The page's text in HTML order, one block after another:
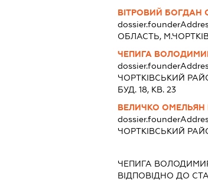
ВІТРОВИЙ БОГДАН
ОБЛАСТЬ,
ЧЕПИГА
ЧОРТКIВСЬКИЙ
БУД. 18, КВ. 23
ВЕЛИЧКО
ЧОРТКIВСЬКИЙ
ЧЕПИГА
ВІДПОВІДНО ДО